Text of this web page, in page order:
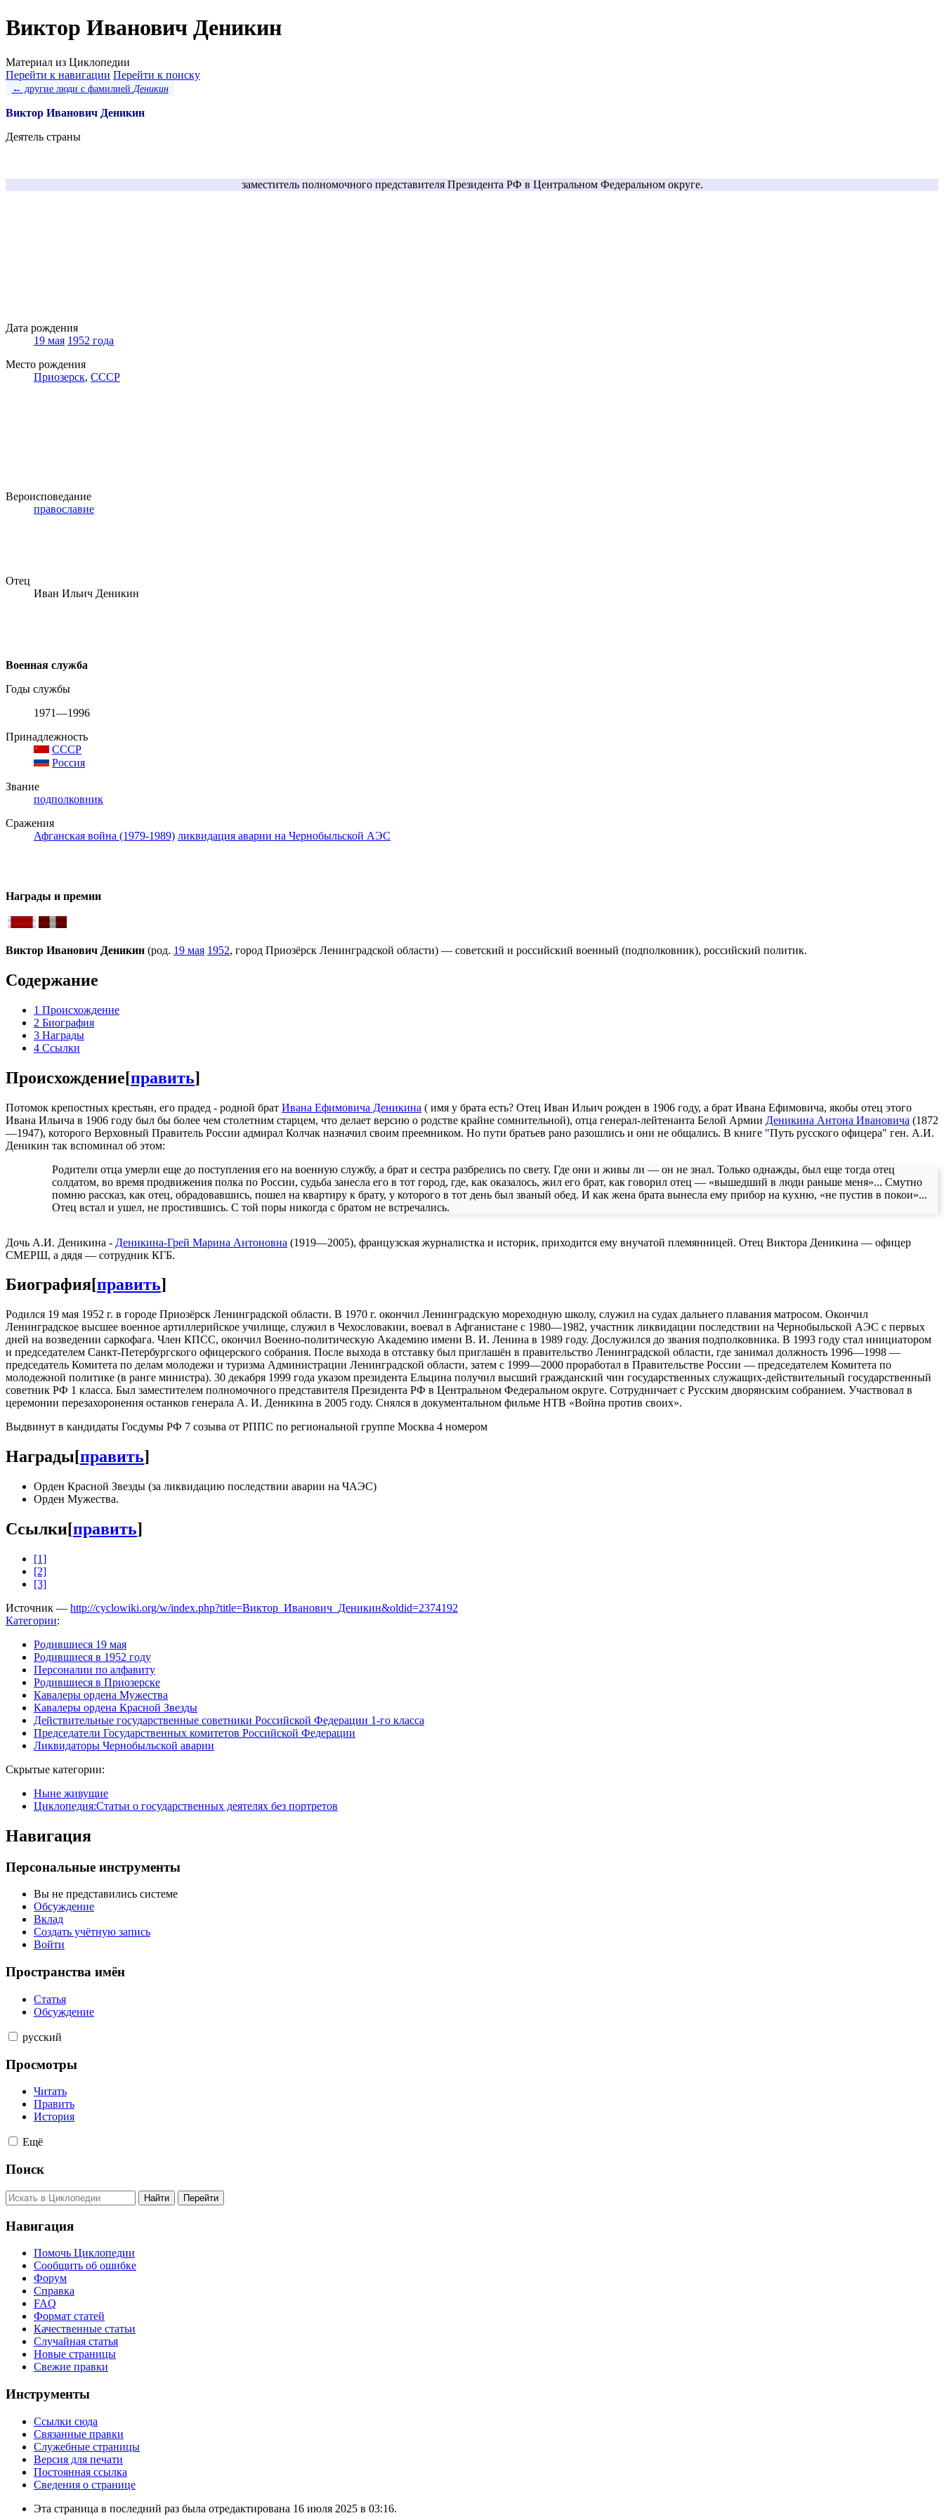
Виктор Иванович Деникин
Материал из Циклопедии
Перейти к навигации Перейти к поиску
← другие люди с фамилией Деникин
Виктор Иванович Деникин
Деятель страны
заместитель полномочного представителя Президента РФ в Центральном Федеральном округе.
Дата рождения
19 мая 1952 года
Место рождения
Приозерск, СССР
Вероисповедание
православие
Отец
Иван Ильич Деникин
Военная служба
Годы службы
1971—1996
Принадлежность
СССР
Россия
Звание
подполковник
Сражения
Афганская война (1979-1989) ликвидация аварии на Чернобыльской АЭС
Награды и премии
Виктор Иванович Деникин (род. 19 мая 1952, город Приозёрск Ленинградской области) — советский и российский военный (подполковник), российский политик.
Содержание
1 Происхождение
2 Биография
3 Награды
4 Ссылки
Происхождение[править]
Потомок крепостных крестьян, его прадед - родной брат Ивана Ефимовича Деникина ( имя у брата есть? Отец Иван Ильич рожден в 1906 году, а брат Ивана Ефимовича, якобы отец этого
Ивана Ильича в 1906 году был бы более чем столетним старцем, что делает версию о родстве крайне сомнительной), отца генерал-лейтенанта Белой Армии Деникина Антона Ивановича (1872
—1947), которого Верховный Правитель России адмирал Колчак назначил своим преемником. Но пути братьев рано разошлись и они не общались. В книге "Путь русского офицера" ген. А.И.
Деникин так вспоминал об этом:
Родители отца умерли еще до поступления его на военную службу, а брат и сестра разбрелись по свету. Где они и живы ли — он не знал. Только однажды, был еще тогда отец
солдатом, во время продвижения полка по России, судьба занесла его в тот город, где, как оказалось, жил его брат, как говорил отец — «вышедший в люди раньше меня»... Смутно
помню рассказ, как отец, обрадовавшись, пошел на квартиру к брату, у которого в тот день был званый обед. И как жена брата вынесла ему прибор на кухню, «не пустив в покои»...
Отец встал и ушел, не простившись. С той поры никогда с братом не встречались.
Дочь А.И. Деникина - Деникина-Грей Марина Антоновна (1919—2005), французская журналистка и историк, приходится ему внучатой племянницей. Отец Виктора Деникина — офицер
СМЕРШ, а дядя — сотрудник КГБ.
Биография[править]
Родился 19 мая 1952 г. в городе Приозёрск Ленинградской области. В 1970 г. окончил Ленинградскую мореходную школу, служил на судах дальнего плавания матросом. Окончил
Ленинградское высшее военное артиллерийское училище, служил в Чехословакии, воевал в Афганистане с 1980—1982, участник ликвидации последствии на Чернобыльской АЭС с первых
дней на возведении саркофага. Член КПСС, окончил Военно-политическую Академию имени В. И. Ленина в 1989 году. Дослужился до звания подполковника. В 1993 году стал инициатором
и председателем Санкт-Петербургского офицерского собрания. После выхода в отставку был приглашён в правительство Ленинградской области, где занимал должность 1996—1998 —
председатель Комитета по делам молодежи и туризма Администрации Ленинградской области, затем с 1999—2000 проработал в Правительстве России — председателем Комитета по
молодежной политике (в ранге министра). 30 декабря 1999 года указом президента Ельцина получил высший гражданский чин государственных служащих-действительный государственный
советник РФ 1 класса. Был заместителем полномочного представителя Президента РФ в Центральном Федеральном округе. Сотрудничает с Русским дворянским собранием. Участвовал в
церемонии перезахоронения останков генерала А. И. Деникина в 2005 году. Снялся в документальном фильме НТВ «Война против своих».
Выдвинут в кандидаты Госдумы РФ 7 созыва от РППС по региональной группе Москва 4 номером
Награды[править]
Орден Красной Звезды (за ликвидацию последствии аварии на ЧАЭС)
Орден Мужества.
Ссылки[править]
[1]
[2]
[3]
Источник — http://cyclowiki.org/w/index.php?title=Виктор_Иванович_Деникин&oldid=2374192
Категории:
Родившиеся 19 мая
Родившиеся в 1952 году
Персоналии по алфавиту
Родившиеся в Приозерске
Кавалеры ордена Мужества
Кавалеры ордена Красной Звезды
Действительные государственные советники Российской Федерации 1-го класса
Председатели Государственных комитетов Российской Федерации
Ликвидаторы Чернобыльской аварии
Скрытые категории:
Ныне живущие
Циклопедия:Статьи о государственных деятелях без портретов
Навигация
Персональные инструменты
Вы не представились системе
Обсуждение
Вклад
Создать учётную запись
Войти
Пространства имён
Статья
Обсуждение
русский
Просмотры
Читать
Править
История
Ещё
Поиск
Навигация
Помочь Циклопедии
Сообщить об ошибке
Форум
Справка
FAQ
Формат статей
Качественные статьи
Случайная статья
Новые страницы
Свежие правки
Инструменты
Ссылки сюда
Связанные правки
Служебные страницы
Версия для печати
Постоянная ссылка
Сведения о странице
Эта страница в последний раз была отредактирована 16 июля 2025 в 03:16.